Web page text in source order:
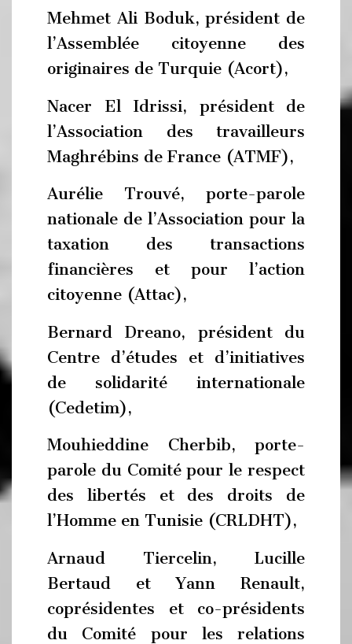
Mehmet Ali Boduk, président de
l’Assemblée citoyenne des
originaires de Turquie (Acort),
Nacer El Idrissi, président de
l’Association des travailleurs
Maghrébins de France (ATMF),
Aurélie Trouvé, porte-parole
nationale de l’Association pour la
taxation des transactions
financières et pour l’action
citoyenne (Attac),
Bernard Dreano, président du
Centre d’études et d’initiatives
de solidarité internationale
(Cedetim),
Mouhieddine Cherbib, porte-
parole du Comité pour le respect
des libertés et des droits de
l’Homme en Tunisie (CRLDHT),
Arnaud Tiercelin, Lucille
Bertaud et Yann Renault,
coprésidentes et co-présidents
du Comité pour les relations